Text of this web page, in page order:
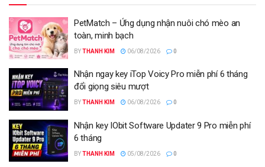
PetMatch – Ứng dụng nhận nuôi chó mèo an
toàn, minh bạch
BYTHANH KIM 06/08/2026 0
Nhận ngay key iTop Voicy Pro miễn phí 6 tháng
đổi giọng siêu mượt
BYTHANH KIM 06/08/2026 0
Nhận key IObit Software Updater 9 Pro miễn phí
6 tháng
BYTHANH KIM 05/08/2026 0